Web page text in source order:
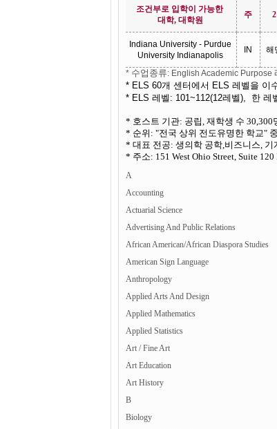
조건부로 입학이 가능한
대학, 대학원
주 2
Indiana University - Purdue
University Indianapolis
IN 해
* 수업종류: English Academic Purpose
* ELS 60개 센터에서 ELS 레벨을 이
* ELS 레벨 : 101~112(12레벨), 한 레
* 호스트 기관: 공립, 재학생 수 30,300
* 순위: "전국 상위 전도유명한 학교"
* 대표 전공: 생의학 공학,비즈니스, 기
* 주소: 151 West Ohio Street, Suite
A
Accounting
Actuarial Science
Advertising And Public Relations
African American/African Diaspora Studies
American Sign Language
Anthropology
Applied Arts And Design
Applied Mathematics
Applied Statistics
Art / Fine Art
Art Education
Art History
B
Biology